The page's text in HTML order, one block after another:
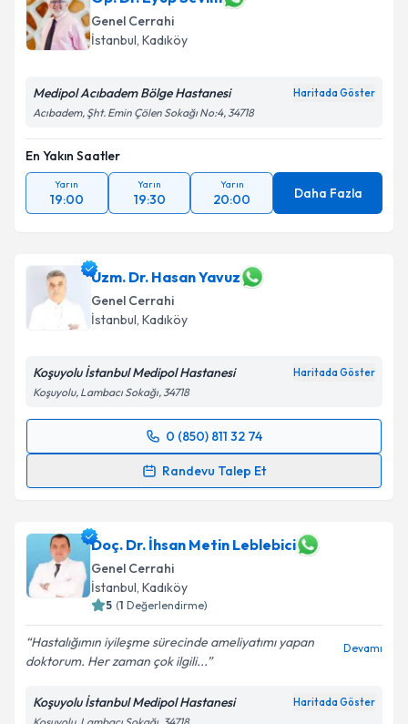
Genel Cerrahi
İstanbul, Kadıköy
Medipol Acıbadem Bölge Hastanesi Haritada Göster
Acıbadem, Şht. Emin Çölen Sokağı No:4, 34718
En Yakın Saatler
Yarın
19:00
Yarın
19:30
Yarın
20:00 Daha Fazla
Uzm. Dr. Hasan Yavuz
Genel Cerrahi
İstanbul, Kadıköy
Koşuyolu İstanbul Medipol Hastanesi Haritada Göster
Koşuyolu, Lambacı Sokağı, 34718
0 (850) 811 32 74
Randevu Talep Et
Randevu Takvimi Talebi
takvim hazırlandığında e-posta ile bilgilendireceğiz.
E-posta Adresiniz
Kişisel verilerimin işlenmesine ilişkin
kapsamda işlenmesini kabul ediyorum.
Doç. Dr. İhsan Metin Leblebici
Genel Cerrahi
İstanbul, Kadıköy
5 (1 Değerlendirme)
Hastalığımın iyileşme sürecinde ameliyatımı yapan
doktorum. Her zaman çok ilgili...
Devamı
Koşuyolu İstanbul Medipol Hastanesi Haritada Göster